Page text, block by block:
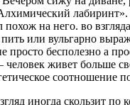
лабиринт».
на него. во
пить или вульгарно
просто бесполезно а
живет больше
соотношение
иногда скользит